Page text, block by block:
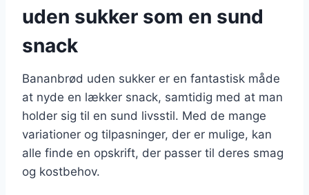
uden sukker som en sund
snack
Bananbrød uden sukker er en fantastisk måde
at nyde en lækker snack, samtidig med at man
holder sig til en sund livsstil. Med de mange
variationer og tilpasninger, der er mulige, kan
alle finde en opskrift, der passer til deres smag
og kostbehov.